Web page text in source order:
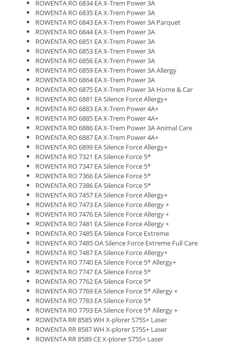
ROWENTA RO 6834 EA X-Trem Power 3A
ROWENTA RO 6835 EA X-Trem Power 3A
ROWENTA RO 6843 EA X-Trem Power 3A Parquet
ROWENTA RO 6844 EA X-Trem Power 3A
ROWENTA RO 6851 EA X-Trem Power 3A
ROWENTA RO 6853 EA X-Trem Power 3A
ROWENTA RO 6856 EA X-Trem Power 3A
ROWENTA RO 6859 EA X-Trem Power 3A Allergy
ROWENTA RO 6864 EA X-Trem Power 3A
ROWENTA RO 6875 EA X-Trem Power 3A Home & Car
ROWENTA RO 6881 EA Silence Force Allergy+
ROWENTA RO 6883 EA X-Trem Power 4A+
ROWENTA RO 6885 EA X-Trem Power 4A+
ROWENTA RO 6886 EA X-Trem Power 3A Animal Care
ROWENTA RO 6887 EA X-Trem Power 4A+
ROWENTA RO 6899 EA Silence Force Allergy+
ROWENTA RO 7321 EA Silence Force 5*
ROWENTA RO 7347 EA Silence Force 5*
ROWENTA RO 7366 EA Silence Force 5*
ROWENTA RO 7386 EA Silence Force 5*
ROWENTA RO 7457 EA Silence Force Allergy+
ROWENTA RO 7473 EA Silence Force Allergy +
ROWENTA RO 7476 EA Silence Force Allergy +
ROWENTA RO 7481 EA Silence Force Allergy +
ROWENTA RO 7485 EA Silence Force Extreme
ROWENTA RO 7485 OA Silence Force Extreme Full Care
ROWENTA RO 7487 EA Silence Force Allergy+
ROWENTA RO 7740 EA Silence Force 5* Allergy+
ROWENTA RO 7747 EA Silence Force 5*
ROWENTA RO 7762 EA Silence Force 5*
ROWENTA RO 7769 EA Silence Force 5* Allergy +
ROWENTA RO 7783 EA Silence Force 5*
ROWENTA RO 7793 EA Silence Force 5* Allergy +
ROWENTA RR 8585 WH X-plorer S75S+ Laser
ROWENTA RR 8587 WH X-plorer S75S+ Laser
ROWENTA RR 8589 CE X-plorer S75S+ Laser